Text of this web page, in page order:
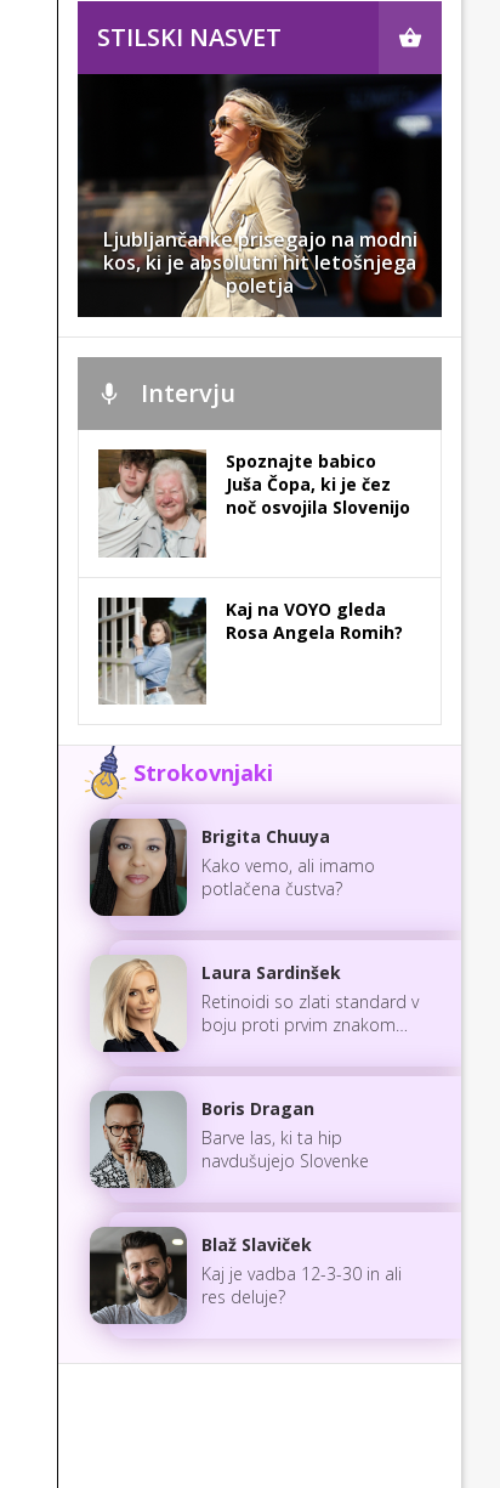
STILSKI NASVET
Ljubljančanke prisegajo na modni
kos, ki je absolutni hit letošnjega
poletja
Intervju
Spoznajte babico
Juša Čopa, ki je čez
noč osvojila Slovenijo
Kaj na VOYO gleda
Rosa Angela Romih?
Strokovnjaki
Brigita Chuuya
Kako vemo, ali imamo
potlačena čustva?
Laura Sardinšek
Retinoidi so zlati standard v
boju proti prvim znakom
Boris Dragan
Barve las, ki ta hip
navdušujejo Slovenke
Blaž Slaviček
Kaj je vadba 12-3-30 in ali
res deluje?